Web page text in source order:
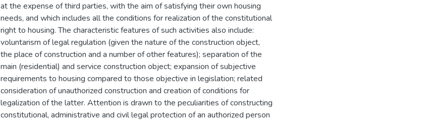
at the expense of third parties, with the aim of satisfying their own housing
needs, and which includes all the conditions for realization of the constitutional
right to housing. The characteristic features of such activities also include:
voluntarism of legal regulation (given the nature of the construction object,
the place of construction and a number of other features); separation of the
main (residential) and service construction object; expansion of subjective
requirements to housing compared to those objective in legislation; related
consideration of unauthorized construction and creation of conditions for
legalization of the latter. Attention is drawn to the peculiarities of constructing
constitutional, administrative and civil legal protection of an authorized person